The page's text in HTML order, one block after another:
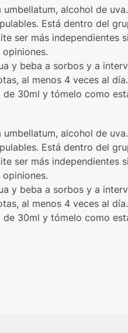
alcohol de uva.
Está dentro del
ser más independientes
y beba a sorbos y a
al menos 4 veces al
30ml y tómelo como
alcohol de uva.
Está dentro del
ser más independientes
y beba a sorbos y a
al menos 4 veces al
30ml y tómelo como